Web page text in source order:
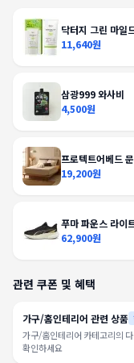
닥터지 그린 마
11,640원
삼광999 와사비
4,500원
프로텍트어베드
커버
19,200원
푸마 파운스 라이
62,900원
관련 쿠폰 및 혜택
가구/홈인테리어 관련 상품
가구/홈인테리어 카테고리의
확인하세요